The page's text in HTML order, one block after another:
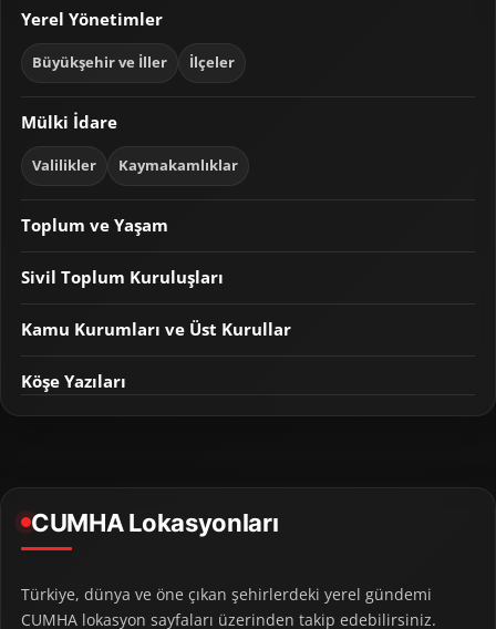
Yerel Yönetimler
Büyükşehir ve İller İlçeler
Mülki İdare
Valilikler Kaymakamlıklar
Toplum ve Yaşam
Sivil Toplum Kuruluşları
Kamu Kurumları ve Üst Kurullar
Köşe Yazıları
CUMHA Lokasyonları
Türkiye, dünya ve öne çıkan şehirlerdeki yerel gündemi
CUMHA lokasyon sayfaları üzerinden takip edebilirsiniz.